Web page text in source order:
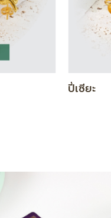
ทองคำแท่ง